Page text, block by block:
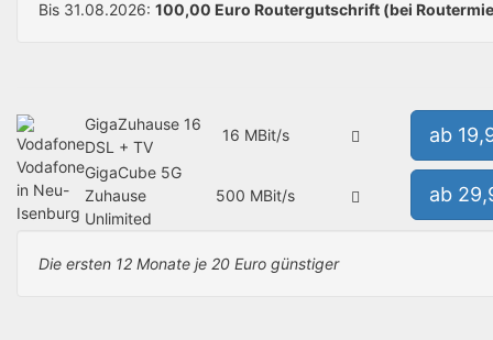
Bis 31.08.2026: 100,00 Euro Routergutschrift (bei
Vodafone
in Neu-
Isenburg
GigaZuhause 16
DSL + TV
16 MBit/s ab
GigaCube 5G
Zuhause
Unlimited
500 MBit/s ab
Die ersten 12 Monate je 20 Euro günstiger